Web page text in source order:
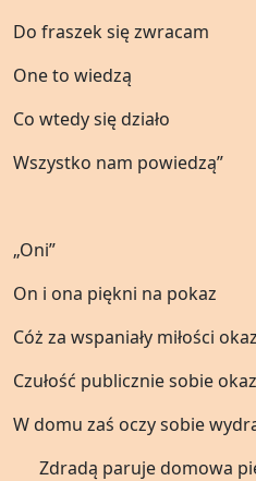
Do fraszek się zwracam
One to wiedzą
Co wtedy się działo
Wszystko nam powiedzą”
„Oni”
On i ona piękni na pokaz
Cóż za wspaniały miłości okaz
Czułość publicznie sobie
W domu zaś oczy sobie
Zdradą paruje domowa